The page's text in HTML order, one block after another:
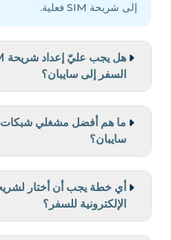
إلى شريحة SIM فعلية.
السفر إلى سايبان؟
ما هم أفضل مشغلي شبكات
سايبان؟
الإلكترونية للسفر؟